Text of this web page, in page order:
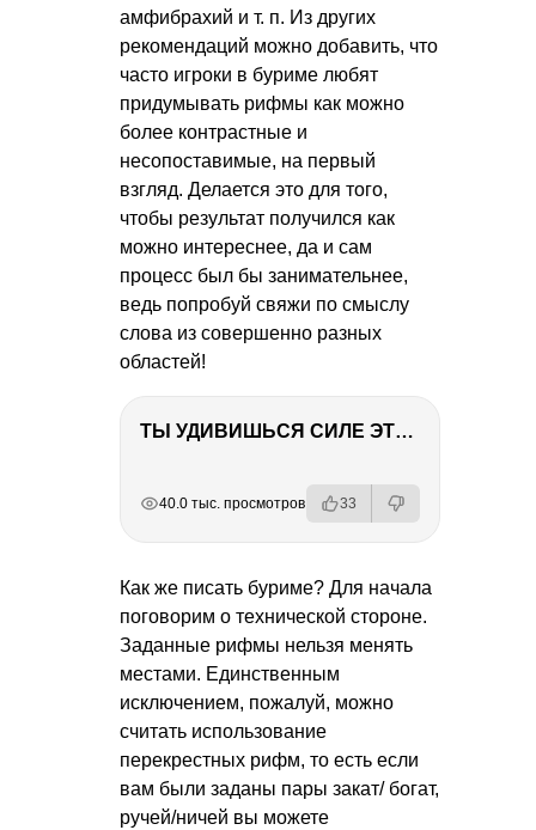
амфибрахий и т. п. Из других
рекомендаций можно добавить, что
часто игроки в буриме любят
придумывать рифмы как можно
более контрастные и
несопоставимые, на первый
взгляд. Делается это для того,
чтобы результат получился как
можно интереснее, да и сам
процесс был бы занимательнее,
ведь попробуй свяжи по смыслу
слова из совершенно разных
областей!
ТЫ УДИВИШЬСЯ СИЛЕ ЭТО ЧЕЛОВЕКА! Блог о нашей поездке в Вышний Волочек
40.0 тыс. просмотров 33
Как же писать буриме? Для начала
поговорим о технической стороне.
Заданные рифмы нельзя менять
местами. Единственным
исключением, пожалуй, можно
считать использование
перекрестных рифм, то есть если
вам были заданы пары закат/ богат,
ручей/ничей вы можете